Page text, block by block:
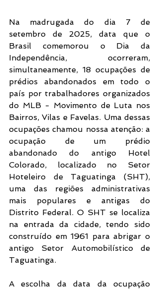
Na madrugada do dia 7 de
setembro de 2025, data que o
Brasil comemorou o Dia da
Independência, ocorreram,
simultaneamente, 18 ocupações de
prédios abandonados em todo o
país por trabalhadores organizados
do MLB - Movimento de Luta nos
Bairros, Vilas e Favelas. Uma dessas
ocupações chamou nossa atenção: a
ocupação de um prédio
abandonado do antigo Hotel
Colorado, localizado no Setor
Hoteleiro de Taguatinga (SHT),
uma das regiões administrativas
mais populares e antigas do
Distrito Federal. O SHT se localiza
na entrada da cidade, tendo sido
construído em 1961 para abrigar o
antigo Setor Automobilístico de
Taguatinga.
A escolha da data da ocupação